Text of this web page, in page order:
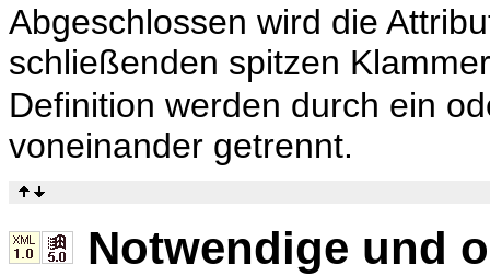
Abgeschlossen wird die
schließenden spitzen
Definition werden durch ein
voneinander getrennt.
Notwendige und